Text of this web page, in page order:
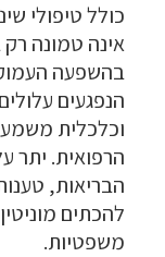
כולל טיפולי
אינה טמונה
בהשפעה
הנפגעים
וכלכלית
הרפואית. יתר
הבריאות,
להכתים
משפטיות.